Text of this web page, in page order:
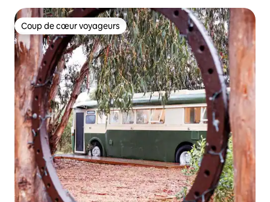
Coup de cœur voyageurs
Coup de cœur voyageurs